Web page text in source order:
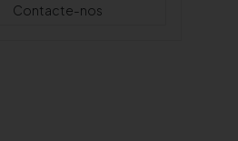
Contacte-nos